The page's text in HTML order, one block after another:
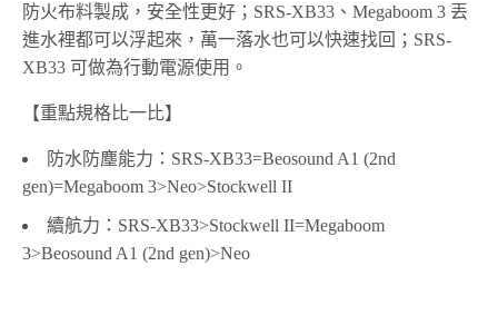
防火布料製成，安全性更好；SRS-XB33、Megaboom 3 丟
進水裡都可以浮起來，萬一落水也可以快速找回；SRS-
XB33 可做為行動電源使用。
【重點規格比一比】
防水防塵能力：SRS-XB33=Beosound A1 (2nd
gen)=Megaboom 3>Neo>Stockwell II
續航力：SRS-XB33>Stockwell II=Megaboom
3>Beosound A1 (2nd gen)>Neo